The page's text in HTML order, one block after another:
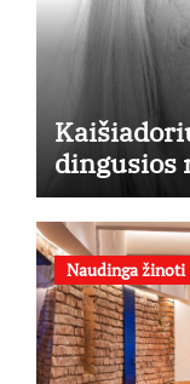
dingusios
Naudinga žinoti